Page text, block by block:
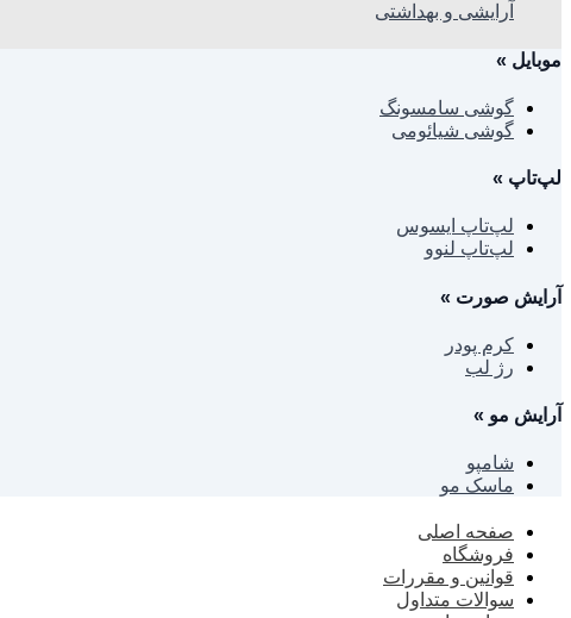
آرایشی و بهداشتی
موبایل »
گوشی سامسونگ
گوشی شیائومی
لپ‌تاپ »
لپ‌تاپ ایسوس
لپ‌تاپ لنوو
آرایش صورت »
کرم پودر
رژ لب
آرایش مو »
شامپو
ماسک مو
صفحه اصلی
فروشگاه
قوانین و مقررات
سوالات متداول